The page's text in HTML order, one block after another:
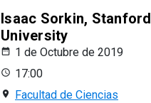
Isaac Sorkin, Stanford
University
1 de Octubre de 2019
17:00
Facultad de Ciencias